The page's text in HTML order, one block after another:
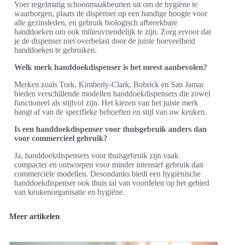
Voer regelmatig schoonmaakbeurten uit om de hygiëne te
waarborgen, plaats de dispenser op een handige hoogte voor
alle gezinsleden, en gebruik biologisch afbreekbare
handdoeken om ook milieuvriendelijk te zijn. Zorg ervoor dat
je de dispenser niet overbelast door de juiste hoeveelheid
handdoeken te gebruiken.
Welk merk handdoekdispenser is het meest aanbevolen?
Merken zoals Tork, Kimberly-Clark, Bobrick en San Jamar
bieden verschillende modellen handdoekdispensers die zowel
functioneel als stijlvol zijn. Het kiezen van het juiste merk
hangt af van de specifieke behoeften en stijl van uw keuken.
Is een handdoekdispenser voor thuisgebruik anders dan
voor commercieel gebruik?
Ja, handdoekdispensers voor thuisgebruik zijn vaak
compacter en ontworpen voor minder intensief gebruik dan
commerciële modellen. Desondanks biedt een hygiënische
handdoekdispenser ook thuis tal van voordelen op het gebied
van keukenorganisatie en hygiëne.
Meer artikelen